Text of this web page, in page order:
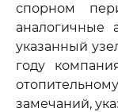
спорном
аналогичные
указанный
году
замечаний,